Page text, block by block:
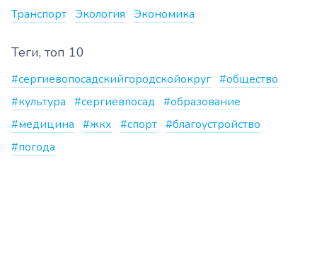
Транспорт Экология Экономика
Теги, топ 10
#сергиевопосадскийгородскойокруг #общество
#культура #сергиевпосад #образование
#медицина #жкх #спорт #благоустройство
#погода